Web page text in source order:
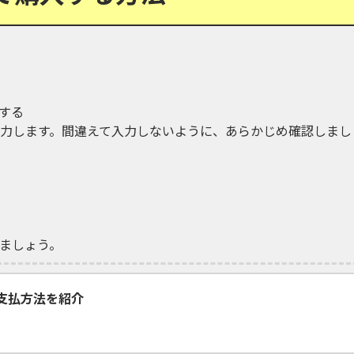
る
ます。間違えて入力しないように、あらかじめ確認しま
しょう。
払方法を紹介